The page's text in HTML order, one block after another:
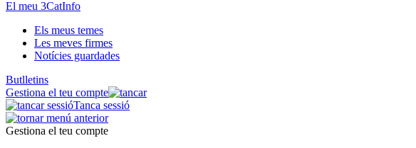
El meu 3CatInfo
Els meus temes
Les meves firmes
Notícies guardades
Butlletins
Gestiona el teu compte
Tanca sessió
Gestiona el teu compte